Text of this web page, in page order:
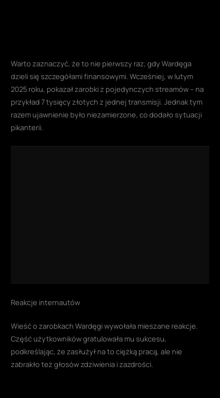
Warto zaznaczyć, że to nie pierwszy raz, gdy Wardęga
dzieli się szczegółami finansowymi. Wcześniej, w lutym
2025 roku, pokazał zarobki z pojedynczych streamów – na
przykład 7 tysięcy złotych z jednej transmisji. Jednak tym
razem ujawnienie było niezamierzone, co dodało sytuacji
pikanterii.
Reakcje internautów
Wieść o zarobkach Wardęgi wywołała mieszane reakcje.
Część użytkowników gratulowała mu sukcesu,
podkreślając, że zasłużył na to ciężką pracą, ale nie
zabrakło też głosów zdziwienia i zazdrości.